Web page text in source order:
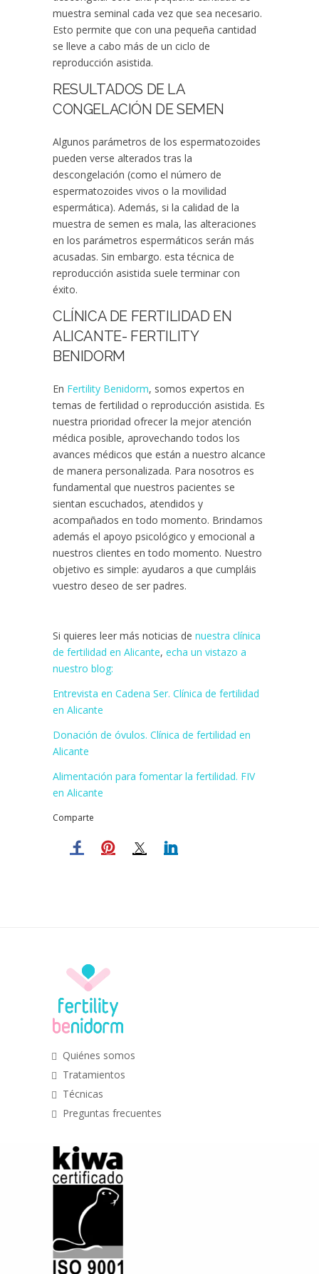
muestra seminal cada vez que sea necesario.
Esto permite que con una pequeña cantidad
se lleve a cabo más de un ciclo de
reproducción asistida.
RESULTADOS DE LA
CONGELACIÓN DE SEMEN
Algunos parámetros de los espermatozoides
pueden verse alterados tras la
descongelación (como el número de
espermatozoides vivos o la movilidad
espermática). Además, si la calidad de la
muestra de semen es mala, las alteraciones
en los parámetros espermáticos serán más
acusadas. Sin embargo. esta técnica de
reproducción asistida suele terminar con
éxito.
CLÍNICA DE FERTILIDAD EN
ALICANTE- FERTILITY
BENIDORM
En Fertility Benidorm, somos expertos en
temas de fertilidad o reproducción asistida. Es
nuestra prioridad ofrecer la mejor atención
médica posible, aprovechando todos los
avances médicos que están a nuestro alcance
de manera personalizada. Para nosotros es
fundamental que nuestros pacientes se
sientan escuchados, atendidos y
acompañados en todo momento. Brindamos
además el apoyo psicológico y emocional a
nuestros clientes en todo momento. Nuestro
objetivo es simple: ayudaros a que cumpláis
vuestro deseo de ser padres.
Si quieres leer más noticias de nuestra clínica
de fertilidad en Alicante, echa un vistazo a
nuestro blog:
Entrevista en Cadena Ser. Clínica de fertilidad
en Alicante
Donación de óvulos. Clínica de fertilidad en
Alicante
Alimentación para fomentar la fertilidad. FIV
en Alicante
Comparte
Quiénes somos
Tratamientos
Técnicas
Preguntas frecuentes